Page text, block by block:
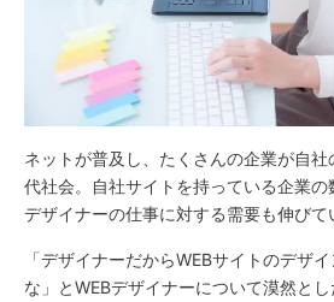
ネットが普及し、たくさんの企業が自
代社会。自社サイトを持っている企業
デザイナーの仕事に対する需要も伸びて
「デザイナーだからWEBサイトのデザ
な」とWEBデザイナーについて漠然と